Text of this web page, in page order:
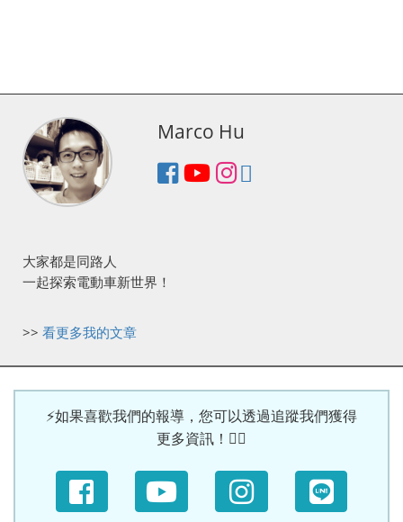
Marco Hu
大家都是同路人
一起探索電動車新世界！
>> 看更多我的文章
⚡如果喜歡我們的報導，您可以透過追蹤我們獲得
更多資訊！🙆‍♀